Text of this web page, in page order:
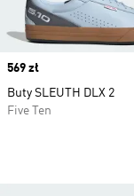
Price
569 zł
Buty SLEUTH DLX 2
Five Ten